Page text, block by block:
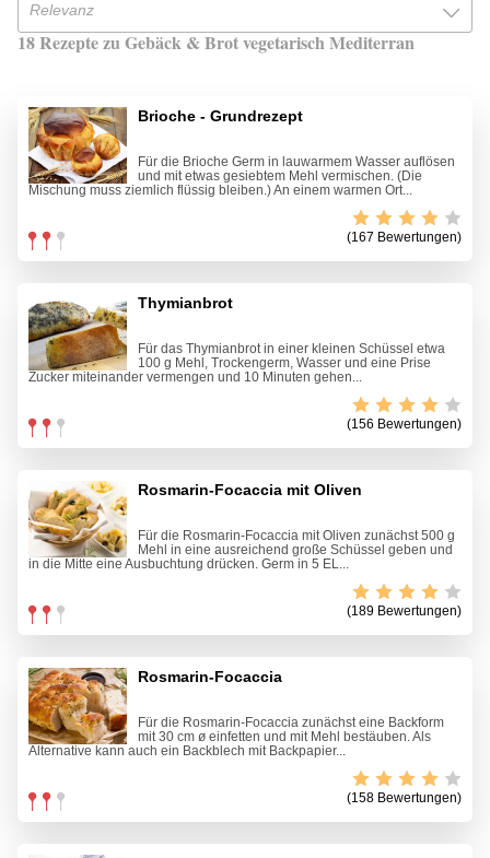
Relevanz
18 Rezepte zu Gebäck & Brot vegetarisch Mediterran
Brioche - Grundrezept
Für die Brioche Germ in lauwarmem Wasser auflösen
und mit etwas gesiebtem Mehl vermischen. (Die
Mischung muss ziemlich flüssig bleiben.) An einem warmen Ort...
(167 Bewertungen)
Thymianbrot
Für das Thymianbrot in einer kleinen Schüssel etwa
100 g Mehl, Trockengerm, Wasser und eine Prise
Zucker miteinander vermengen und 10 Minuten gehen...
(156 Bewertungen)
Rosmarin-Focaccia mit Oliven
Für die Rosmarin-Focaccia mit Oliven zunächst 500 g
Mehl in eine ausreichend große Schüssel geben und
in die Mitte eine Ausbuchtung drücken. Germ in 5 EL...
(189 Bewertungen)
Rosmarin-Focaccia
Für die Rosmarin-Focaccia zunächst eine Backform
mit 30 cm ø einfetten und mit Mehl bestäuben. Als
Alternative kann auch ein Backblech mit Backpapier...
(158 Bewertungen)